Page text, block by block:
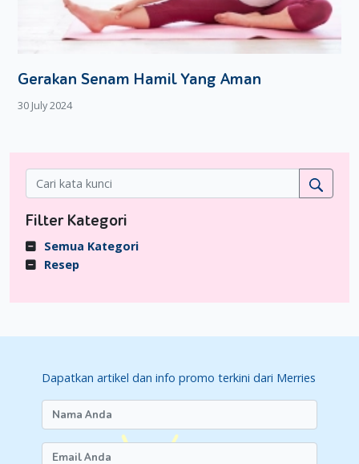
Gerakan Senam Hamil Yang Aman
30 July 2024
Filter Kategori
Semua Kategori
Resep
Dapatkan artikel dan info promo terkini dari Merries